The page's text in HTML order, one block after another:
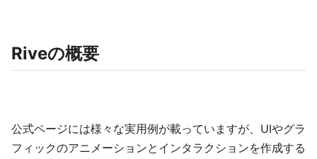
Riveの概要
公式ページには様々な実用例が載っていますが、UIやグラ
フィックのアニメーションとインタラクションを作成する